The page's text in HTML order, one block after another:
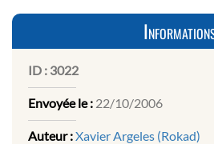
ID : 3022
Envoyée le : 22/10/2006
Auteur :Xavier Argeles (Rokad)